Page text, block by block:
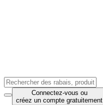
Connectez-vous ou
créez un compte gratuitement